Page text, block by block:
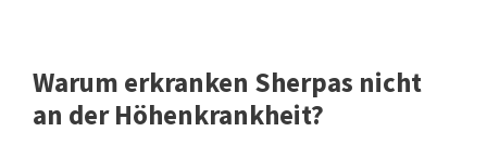
Warum erkranken Sherpas nicht
an der Höhenkrankheit?